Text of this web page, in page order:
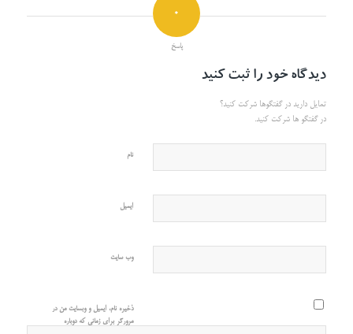
0
پاسخ
دیدگاه خود را ثبت کنید
تمایل دارید در گفتگوها شرکت کنید؟
در گفتگو ها شرکت کنید.
نام
ایمیل
وب‌ سایت
ذخیره نام، ایمیل و وبسایت من در
مرورگر برای زمانی که دوباره